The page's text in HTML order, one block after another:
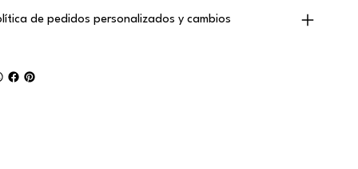
de pedidos personalizados y cambios